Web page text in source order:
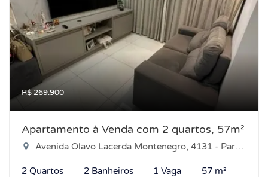
R$ 269.900
Apartamento à Venda com 2 quartos, 57m²
Avenida Olavo Lacerda Montenegro, 4131 - Parque das Árvores, Parnamirim-RN
2 Quartos 2 Banheiros 1 Vaga 57 m²